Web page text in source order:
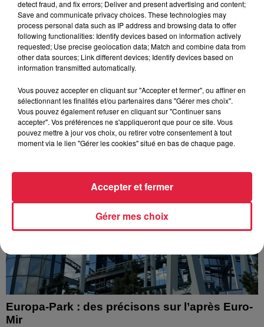
Europa-Park : des précisons sur l’après Euro-
Mir
detect fraud, and fix errors; Deliver and present advertising and content;
Save and communicate privacy choices. These technologies may
process personal data such as IP address and browsing data to offer
following functionalities: Identify devices based on information actively
requested; Use precise geolocation data; Match and combine data from
other data sources; Link different devices; Identify devices based on
information transmitted automatically.
Vous pouvez accepter en cliquant sur "Accepter et fermer", ou affiner en
sélectionnant les finalités et/ou partenaires dans "Gérer mes choix".
Vous pouvez également refuser en cliquant sur "Continuer sans
accepter". Vos préférences ne s'appliqueront que pour ce site. Vous
pouvez mettre à jour vos choix, ou retirer votre consentement à tout
moment via le lien "Gérer les cookies" situé en bas de chaque page.
Gérer mes choix
Accepter et fermer